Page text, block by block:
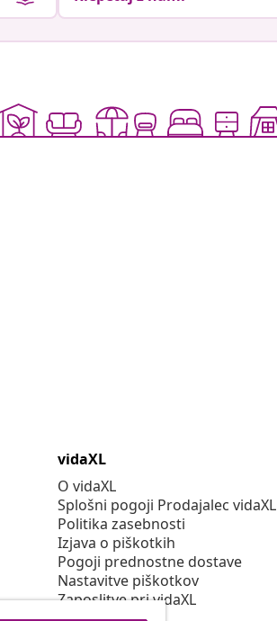
vidaXL
O vidaXL
Splošni pogoji Prodajalec vidaXL
Politika zasebnosti
Izjava o piškotkih
Pogoji prednostne dostave
Nastavitve piškotkov
Zaposlitve pri vidaXL